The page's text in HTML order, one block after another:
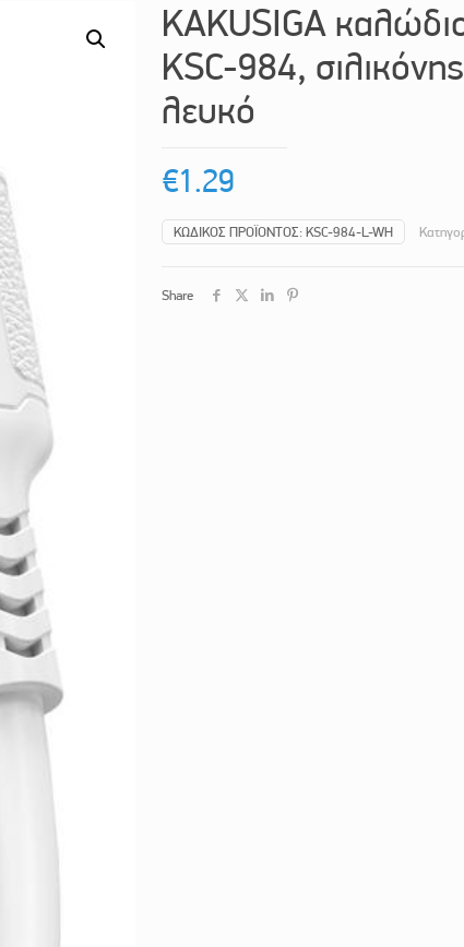
KAKUSIGA
KSC-984,
λευκό
€1.29
ΚΩΔΙΚΌΣ ΠΡΟΪΌΝΤΟΣ: KSC-984-L-WH
Share